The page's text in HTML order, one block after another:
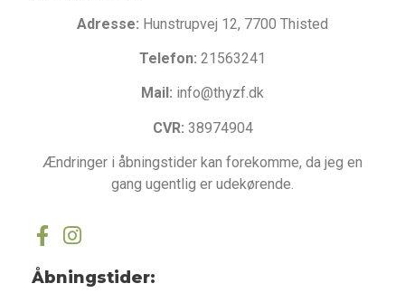
Adresse: Hunstrupvej 12, 7700 Thisted
Telefon: 21563241
Mail: info@thyzf.dk
CVR: 38974904
Ændringer i åbningstider kan forekomme, da jeg en
gang ugentlig er udekørende.
Åbningstider: